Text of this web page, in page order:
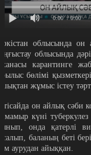
0:00 / 0:00
облысында
облысында
карантинге
бөлімі
жұмыс істеу
он айлық сәби
мамыр күні
онда қатерлі
баланың беті
аурудан айыққан.